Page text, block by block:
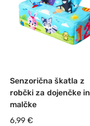
Senzorična škatla z
robčki za dojenčke in
malčke
6,99€